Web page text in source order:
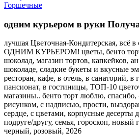
Горшечные
одним курьером в руки
лучшая Цветочная-Кондитерская, всё в
ОДНИМ КУРЬЕРОМ! цветы, бенто
шоколад, магазин тортов, капкейков,
шоколаде, сладкие букеты и вкусные
ресторан, кафе, в отель, в санаторий,
пансионат, в гостиницы, ТОП-10
магазины.. бенто торт люблю, спасибо,
рисунком, с надписью, прости,
сердце, с цветами, корпусные десерты
подруге/другу, семья, гороскоп, новый
черный, розовый, 2026